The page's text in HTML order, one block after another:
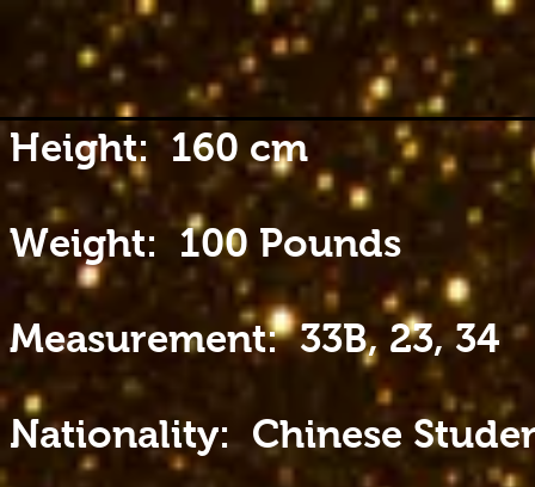
Height: 160 cm
Weight: 100 Pounds
Measurement: 33B, 23, 34
Nationality: Chinese